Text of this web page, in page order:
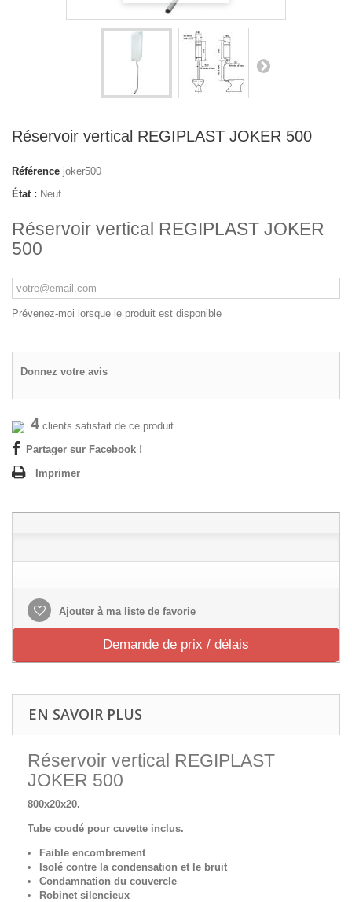
Réservoir vertical REGIPLAST JOKER 500
Référence joker500
État : Neuf
Réservoir vertical REGIPLAST JOKER
500
Prévenez-moi lorsque le produit est disponible
Donnez votre avis
4 clients satisfait de ce produit
Partager sur Facebook !
Imprimer
Ajouter à ma liste de favorie
Demande de prix / délais
EN SAVOIR PLUS
Réservoir vertical REGIPLAST
JOKER 500
800x20x20.
Tube coudé pour cuvette inclus.
Faible encombrement
Isolé contre la condensation et le bruit
Condamnation du couvercle
Robinet silencieux